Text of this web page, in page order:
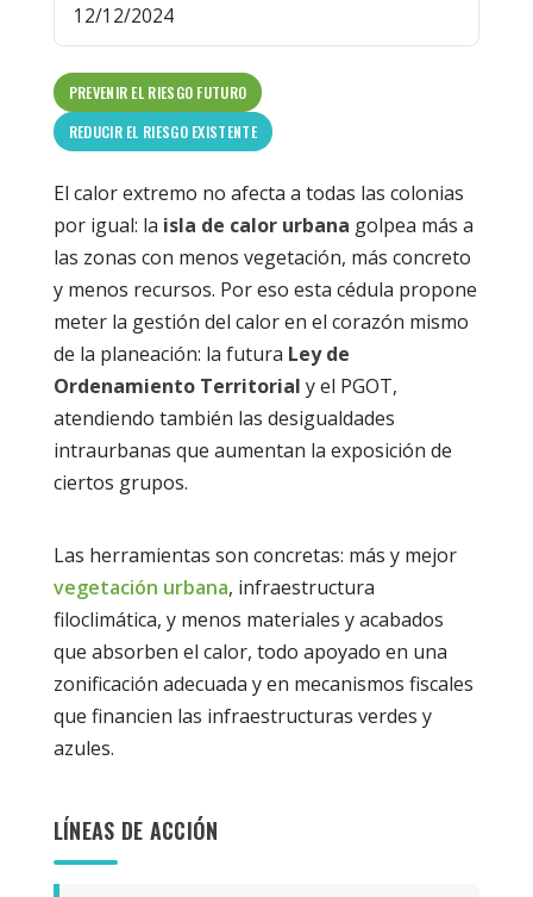
12/12/2024
PREVENIR EL RIESGO FUTURO
REDUCIR EL RIESGO EXISTENTE
El calor extremo no afecta a todas las colonias
por igual: la isla de calor urbana golpea más a
las zonas con menos vegetación, más concreto
y menos recursos. Por eso esta cédula propone
meter la gestión del calor en el corazón mismo
de la planeación: la futura Ley de
Ordenamiento Territorial y el PGOT,
atendiendo también las desigualdades
intraurbanas que aumentan la exposición de
ciertos grupos.
Las herramientas son concretas: más y mejor
vegetación urbana, infraestructura
filoclimática, y menos materiales y acabados
que absorben el calor, todo apoyado en una
zonificación adecuada y en mecanismos fiscales
que financien las infraestructuras verdes y
azules.
LÍNEAS DE ACCIÓN